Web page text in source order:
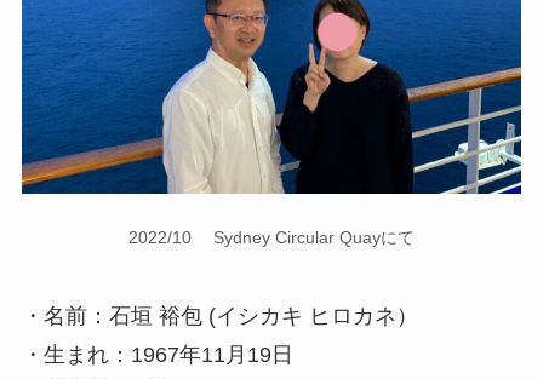
2022/10 Sydney Circular Quayにて
・名前：石垣 裕包 (イシカキ ヒロカネ）
・生まれ：1967年11月19日